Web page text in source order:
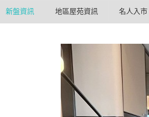
新盤資訊 地區屋苑資訊 名人入市